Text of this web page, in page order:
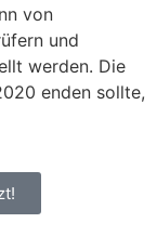
von
und
werden. Die
enden sollte,